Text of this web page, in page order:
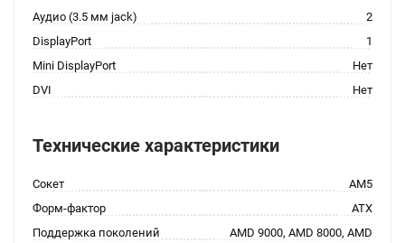
Аудио (3.5 мм jack)
2
DisplayPort
1
Mini DisplayPort
Нет
DVI
Нет
Технические характеристики
Сокет
AM5
Форм-фактор
ATX
Поддержка поколений
AMD 9000, AMD 8000, AMD